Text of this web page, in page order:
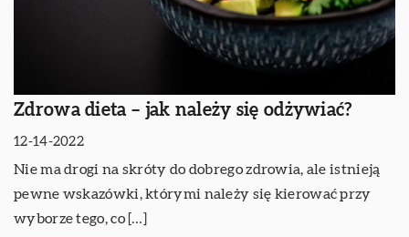
Zdrowa dieta – jak należy się odżywiać?
12-14-2022
Nie ma drogi na skróty do dobrego zdrowia, ale istnieją
pewne wskazówki, którymi należy się kierować przy
wyborze tego, co […]